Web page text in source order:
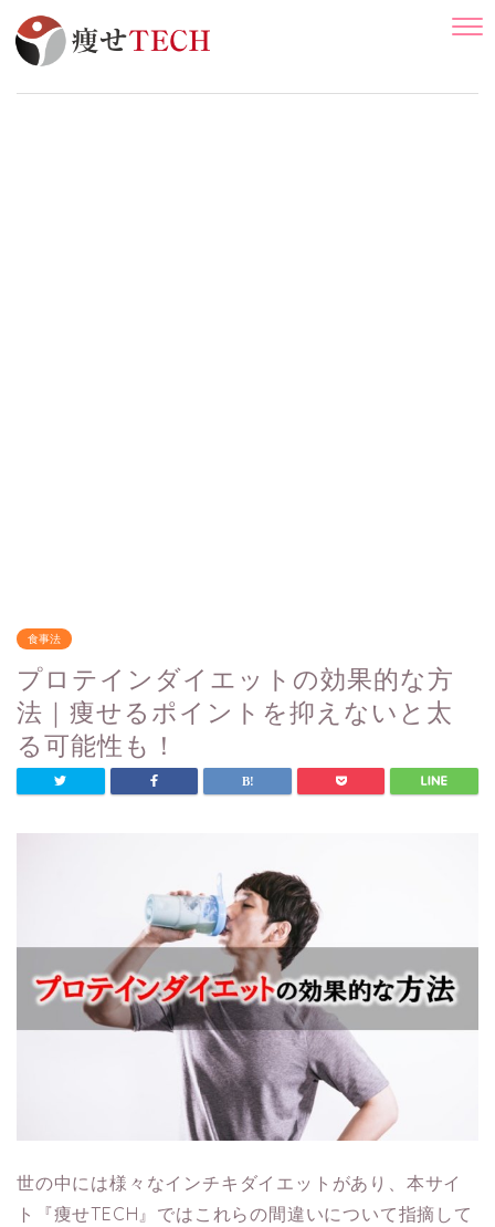
食事法
プロテインダイエットの効果的な方
法｜痩せるポイントを抑えないと太
る可能性も！
世の中には様々なインチキダイエットがあり、本サイ
ト『痩せTECH』ではこれらの間違いについて指摘して